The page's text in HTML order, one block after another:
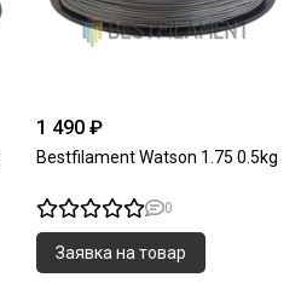
1 490 ₽
Bestfilament Watson 1.75 0.5kg
0
Заявка на товар